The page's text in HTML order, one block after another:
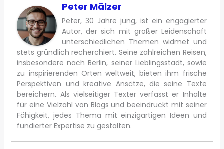
Peter Mälzer
Peter, 30 Jahre jung, ist ein engagierter
Autor, der sich mit großer Leidenschaft
unterschiedlichen Themen widmet und
stets gründlich recherchiert. Seine zahlreichen Reisen,
insbesondere nach Berlin, seiner Lieblingsstadt, sowie
zu inspirierenden Orten weltweit, bieten ihm frische
Perspektiven und kreative Ansätze, die seine Texte
bereichern. Als vielseitiger Texter verfasst er Inhalte
für eine Vielzahl von Blogs und beeindruckt mit seiner
Fähigkeit, jedes Thema mit einzigartigen Ideen und
fundierter Expertise zu gestalten.